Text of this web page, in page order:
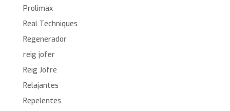
Prolimax
Real Techniques
Regenerador
reig jofer
Reig Jofre
Relajantes
Repelentes